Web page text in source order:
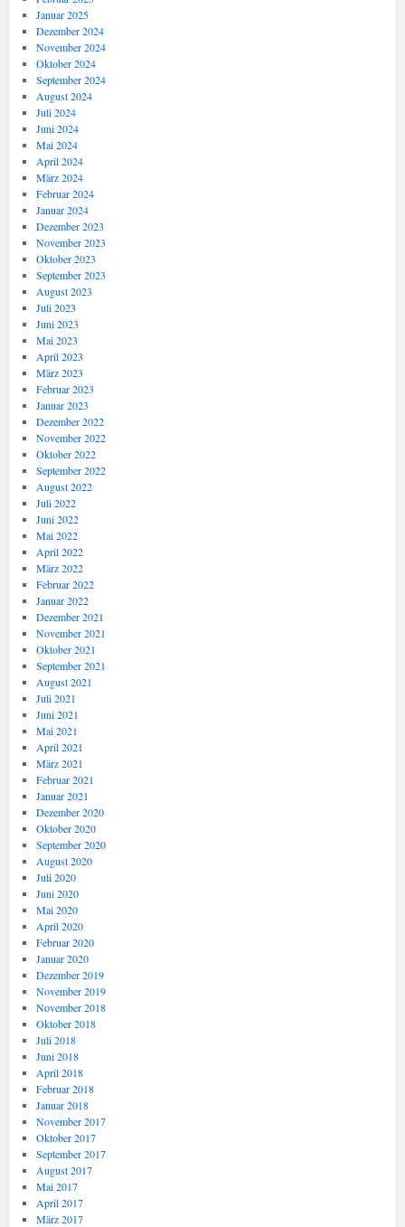
Januar 2025
Dezember 2024
November 2024
Oktober 2024
September 2024
August 2024
Juli 2024
Juni 2024
Mai 2024
April 2024
März 2024
Februar 2024
Januar 2024
Dezember 2023
November 2023
Oktober 2023
September 2023
August 2023
Juli 2023
Juni 2023
Mai 2023
April 2023
März 2023
Februar 2023
Januar 2023
Dezember 2022
November 2022
Oktober 2022
September 2022
August 2022
Juli 2022
Juni 2022
Mai 2022
April 2022
März 2022
Februar 2022
Januar 2022
Dezember 2021
November 2021
Oktober 2021
September 2021
August 2021
Juli 2021
Juni 2021
Mai 2021
April 2021
März 2021
Februar 2021
Januar 2021
Dezember 2020
Oktober 2020
September 2020
August 2020
Juli 2020
Juni 2020
Mai 2020
April 2020
Februar 2020
Januar 2020
Dezember 2019
November 2019
November 2018
Oktober 2018
Juli 2018
Juni 2018
April 2018
Februar 2018
Januar 2018
November 2017
Oktober 2017
September 2017
August 2017
Mai 2017
April 2017
März 2017